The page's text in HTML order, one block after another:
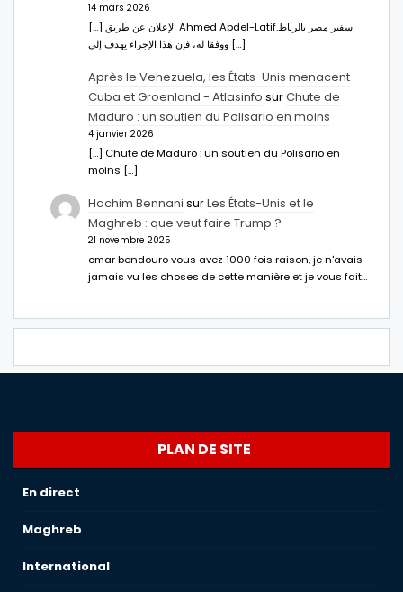
14 mars 2026
[…] الإعلان عن طريق Ahmed Abdel-Latifسفير مصر بالرباط.
ووفقا له، فإن هذا الإجراء يهدف إلى […]
Après le Venezuela, les États-Unis menacent
Cuba et Groenland - Atlasinfo surChute de
Maduro : un soutien du Polisario en moins
4 janvier 2026
[…] Chute de Maduro : un soutien du Polisario en
moins […]
Hachim Bennani surLes États-Unis et le
Maghreb : que veut faire Trump ?
21 novembre 2025
omar bendouro vous avez 1000 fois raison, je n'avais
jamais vu les choses de cette manière et je vous fait…
PLAN DE SITE
En direct
Maghreb
International